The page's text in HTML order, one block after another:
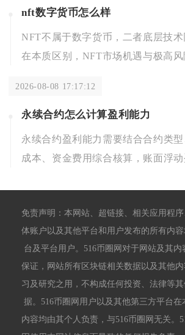
nft数字货币怎么样
NFT不属于数字货币，二者底层技
在本质区别，NFT市场机遇与极高
2026-08-08 17:17:12
永续合约怎么计算盈利能力
永续合约盈利能力需要结合合约类
成本、资金费用综合核算，账面浮
免责声明：本网站、超链接、相关应用程
体账户以及其他平台和用户发布的所有内
台及平台用户。516币圈网对于网站及其
保证，网站所有区块链相关数据以及其他
习及研究之用，不构成任何投资、法律等
据。516币圈网用户以及其他第三方平台
内容均由其个人负责，与516币圈网无关。